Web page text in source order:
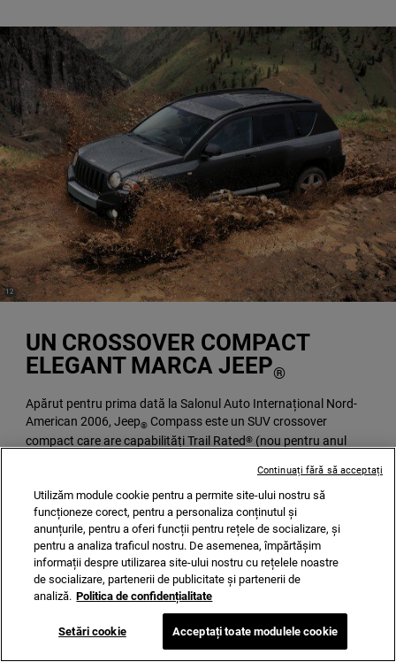
UN CROSSOVER COMPACT
ELEGANT MARCA JEEP®
Apărut pentru prima dată la Salonul Auto Internațional Nord-
American 2006, Jeep® Compass este un SUV crossover
compact care are capabilități Trail Rated® (nou pentru anul
(
Disclosure
12)
Utilizăm module cookie pentru a permite site-ului nostru să
funcționeze corect, pentru a personaliza conținutul și
anunțurile, pentru a oferi funcții pentru rețele de socializare, și
pentru a analiza traficul nostru. De asemenea, împărtășim
informații despre utilizarea site-ului nostru cu rețelele noastre
de socializare, partenerii de publicitate și partenerii de
analiză. Politica de confidențialitate
Setări cookie Acceptați toate modulele cookie
Continuați fără să acceptați